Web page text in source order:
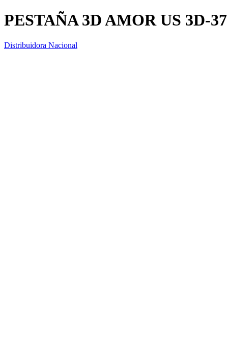
PESTAÑA 3D AMOR US 3D-37
Distribuidora Nacional